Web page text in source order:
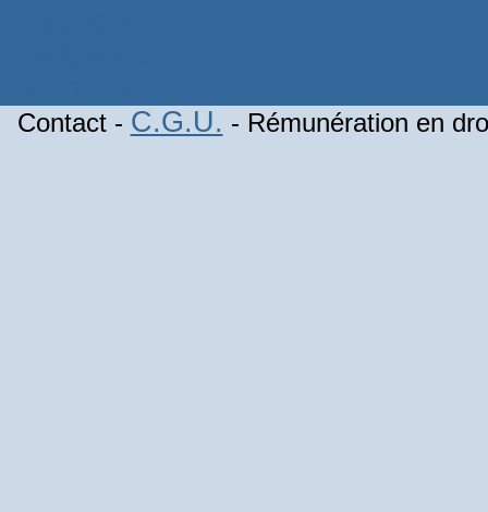
Contact - C.G.U. - Rémunération en